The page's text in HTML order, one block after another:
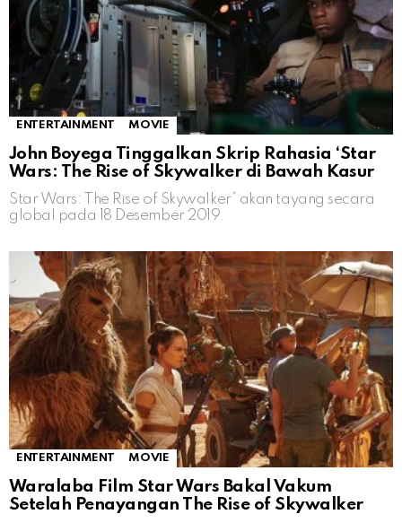
ENTERTAINMENT MOVIE
John Boyega Tinggalkan Skrip Rahasia ‘Star
Wars: The Rise of Skywalker di Bawah Kasur
Star Wars: The Rise of Skywalker” akan tayang secara
global pada 18 Desember 2019.
ENTERTAINMENT MOVIE
Waralaba Film Star Wars Bakal Vakum
Setelah Penayangan The Rise of Skywalker